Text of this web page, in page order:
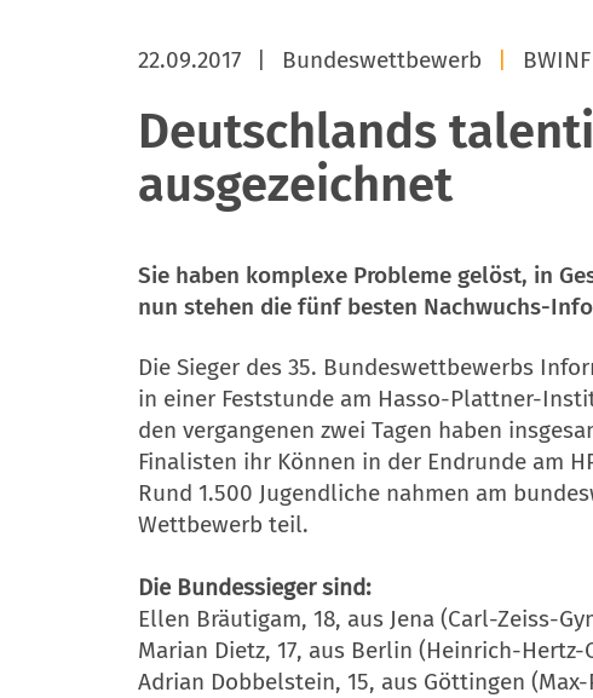
22.09.2017 Bundeswettbewerb BWINF
Deutschlands
ausgezeichnet
Sie haben komplexe Probleme gelöst, in
nun stehen die fünf besten Nachwuchs-
Die Sieger des 35. Bundeswettbewerbs
in einer Feststunde am Hasso-Plattner-
den vergangenen zwei Tagen haben
Finalisten ihr Können in der Endrunde am
Rund 1.500 Jugendliche nahmen am
Wettbewerb teil.
Die Bundessieger sind:
Ellen Bräutigam, 18, aus Jena (Carl-Zeiss-
Marian Dietz, 17, aus Berlin (Heinrich-
Adrian Dobbelstein, 15, aus Göttingen